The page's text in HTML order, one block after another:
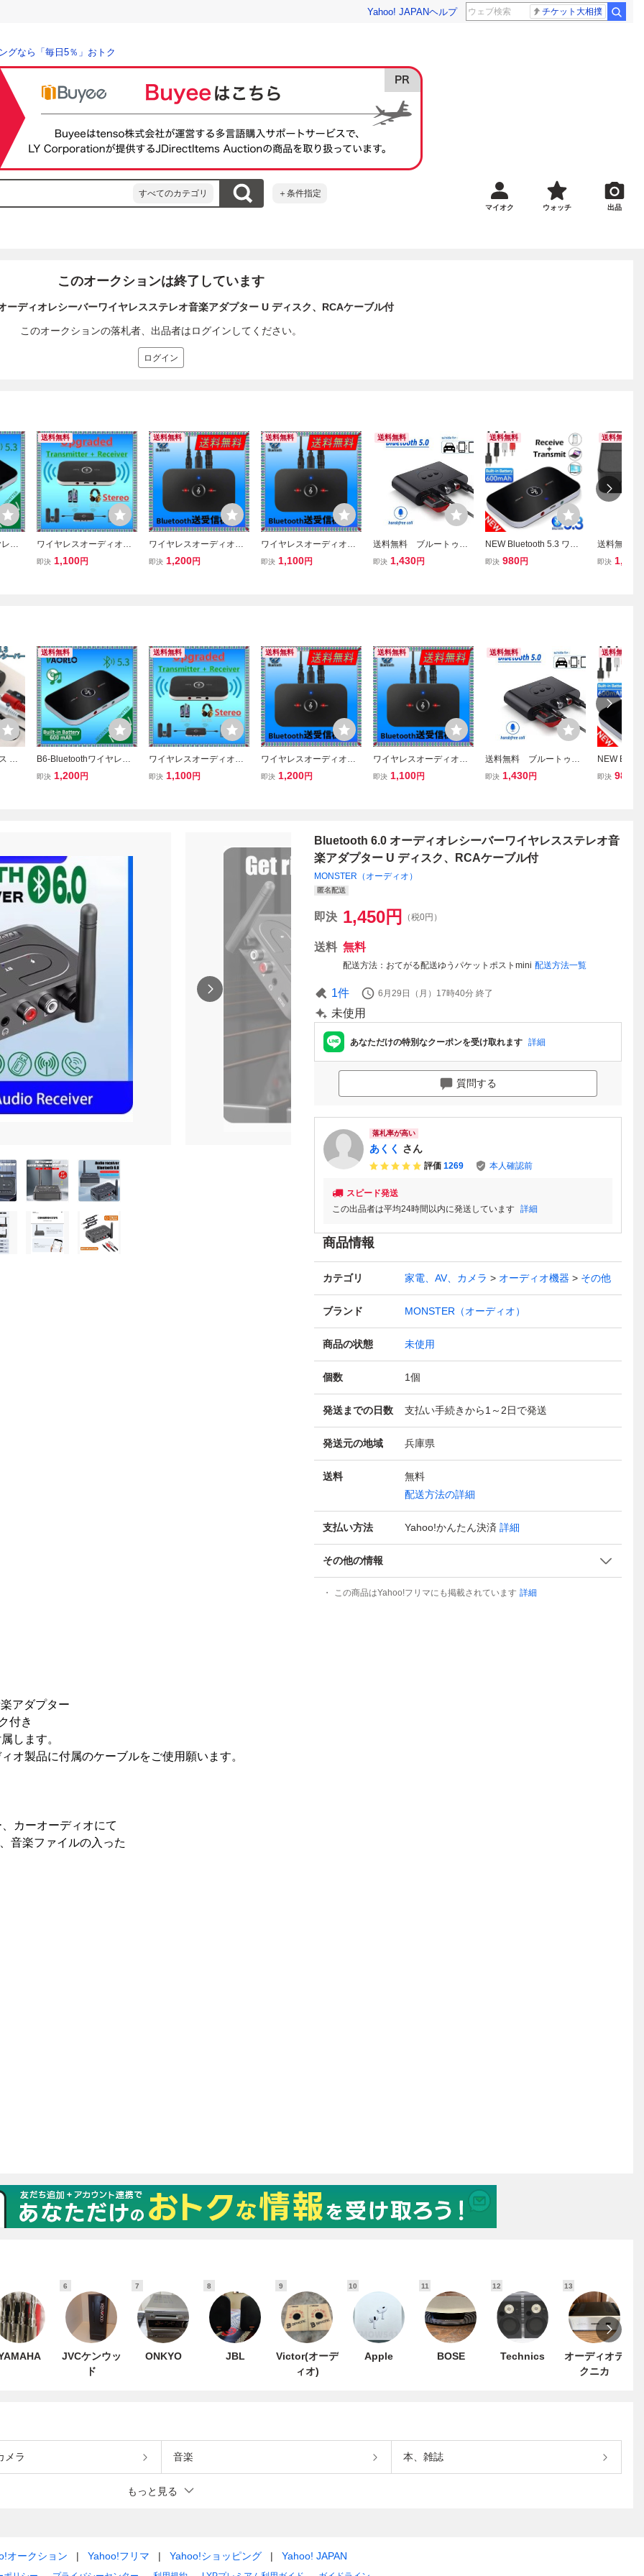
Yahoo! JAPANヘルプ チケット大相撲
グなら「毎日5％」おトク
すべてのカテゴリ ＋条件指定
マイオク ウォッチ 出品
このオークションは終了しています
ディオレシーバーワイヤレスステレオ音楽アダプター U ディスク、RCAケーブル付
このオークションの落札者、出品者はログインしてください。
ログイン
ス
送料無料
ワイヤレスオーディオ送
信機受信機,音楽アダプタ
即決 1,100円
送料無料
ワイヤレスオーディオ送
信機受信機,音楽アダプタ
即決 1,200円
送料無料
ワイヤレスオーディオ送
信機受信機,音楽アダプタ
即決 1,100円
送料無料
送料無料 ブルートゥー
ス5.0 bluetooth オーディ
即決 1,430円
送料無料
NEW Bluetooth 5.3 ワイ
ヤレスオーディオトラン
即決 980円
送料無料
送料無料
ランスミッ
即決 1,200
オ
送料無料
B6-Bluetoothワイヤレス
オーディオレシーバー/ト
即決 1,200円
送料無料
ワイヤレスオーディオ送
信機受信機,音楽アダプタ
即決 1,100円
送料無料
ワイヤレスオーディオ送
信機受信機,音楽アダプタ
即決 1,200円
送料無料
ワイヤレスオーディオ送
信機受信機,音楽アダプタ
即決 1,100円
送料無料
送料無料 ブルートゥー
ス5.0 bluetooth オーディ
即決 1,430円
送料無料
NEW
ヤレスオー
即決 980
Bluetooth 6.0 オーディオレシーバーワイヤレスステレオ音
楽アダプター U ディスク、RCAケーブル付
MONSTER（オーディオ）
匿名配送
即決 1,450円 （税0円）
送料 無料
配送方法 おてがる配送ゆうパケットポストmini 配送方法一覧
1件 6月29日（月）17時40分 終了
未使用
あなただけの特別なクーポンを受け取れます 詳細
質問する
落札率が高い
あくく さん
評価 1269 本人確認前
スピード発送
この出品者は平均24時間以内に発送しています 詳細
商品情報
カテゴリ 家電、AV、カメラ オーディオ機器 その他
ブランド MONSTER（オーディオ）
商品の状態 未使用
個数 1個
発送までの日数 支払い手続きから1～2日で発送
発送元の地域 兵庫県
送料
無料
配送方法の詳細
支払い方法 Yahoo!かんたん決済 詳細
その他の情報
この商品はYahoo!フリマにも掲載されています 詳細
6
JVCケンウッ
ド
7
ONKYO
8
JBL
9
Victor(オーデ
ィオ)
10
Apple
11
BOSE
12
Technics
13
オーディオテ
クニカ
メラ 音楽 本、雑誌
もっと見る
オークション Yahoo!フリマ Yahoo!ショッピング Yahoo! JAPAN